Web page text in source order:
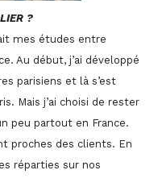
?
mes études entre
Au début, j’ai développé
parisiens et là s’est
Mais j’ai choisi de rester
peu partout en France.
proches des clients. En
réparties sur nos